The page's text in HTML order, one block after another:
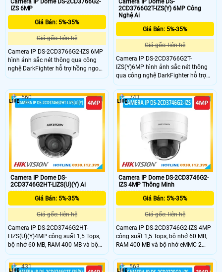
Camera IP Dome DS-2CD3766G2-
IZS 6MP
Giá Bán: 5%-35%
Giá gốc: liên hệ
Camera IP DS-2CD3766G2-IZS 6MP
hình ảnh sắc nét thông qua công
nghệ DarkFighter hỗ trợ hồng ngoại
40m với ống kính đa tiêu cự điều
bằng động cơ cùng chức năng WDR
mang lại hình ảnh sắc nét trong
điều kiện ngược sáng,hỗ trợ thẻ nhớ
SD 512GB,Chuẩn (IP66) và chống
phá hoại (IK10),Giảm báo động giả
thông qua phân loại mục tiêu con
người và phương tiện.
Camera IP Dome DS-
2CD3766G2T-IZS(Y) 6MP Công
Nghệ Ai
Giá Bán: 5%-35%
Giá gốc: liên hệ
Camera IP DS-2CD3766G2T-
IZS(Y)6MP hình ảnh sắc nét thông
qua công nghệ DarkFighter hỗ trợ
hồng ngoại 40m với ống kính đa
tiêu cự điều khiển bằng động cơ
cùng chức năng WDR mang lại hình
ảnh sắc nét trong điều kiện ngược
sáng,hỗ trợ thẻ nhớ SD
512GB,Chuẩn (IP67) và chống phá
hoại (IK10),phân loại mục tiêu con
người và phương tiện.
Camera IP Dome DS-
2CD3746G2HT-LIZS(U)(Y) Ai
Giá Bán: 5%-35%
Giá gốc: liên hệ
Camera IP DS-2CD3746G2HT-
LIZS(U)(Y)4MP công suất 1,5 Tops,
bộ nhớ 60 MB, RAM 400 MB và bộ
nhớ eMMC 2 GB,công nghệ ColorVu
Đèn kép chiếu 40m màu sắc 24/7
với ống kính đa tiêu cự bằng động
560
Camera IP Dome DS-2CD3746G2-
IZS 4MP Thông Minh
Giá Bán: 5%-35%
Giá gốc: liên hệ
Camera IP DS-2CD3746G2-IZS 4MP
công suất 1,5 Tops, bộ nhớ 60 MB,
RAM 400 MB và bộ nhớ eMMC 2
GB,công nghệ DarkFighter hồng
ngoại đêm 40m cho hình ảnh rõ nét
với ống kính đa tiêu cự bằng động
743
431 563